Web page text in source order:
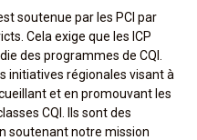
soutenue par les PCI par
Cela exige que les ICP
des programmes de CQI.
initiatives régionales visant à
et en promouvant les
CQI. Ils sont des
soutenant notre mission